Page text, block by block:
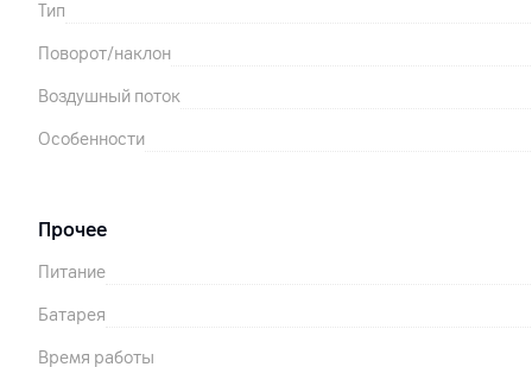
Тип
Поворот/наклон
Воздушный поток
Особенности
Прочее
Питание
Батарея
Время работы